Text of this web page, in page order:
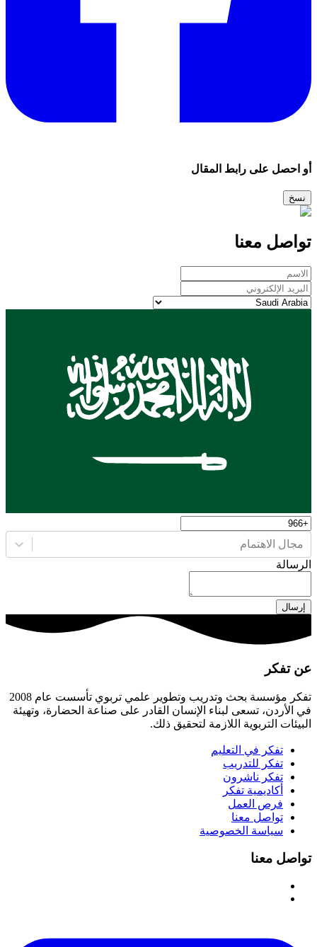
أو احصل على رابط المقال
نسخ
تواصل معنا
مجال الاهتمام
الرسالة
إرسال
عن تفكر
تفكر مؤسسة بحث وتدريب وتطوير علمي تربوي تأسست عام 2008
في الأردن، تسعى لبناء الإنسان القادر على صناعة الحضارة، وتهيئة
البيئات التربوية اللازمة لتحقيق ذلك.
تفكر في التعليم
تفكر للتدريب
تفكر ناشرون
أكاديمية تفكر
فرص العمل
تواصل معنا
سياسة الخصوصية
تواصل معنا